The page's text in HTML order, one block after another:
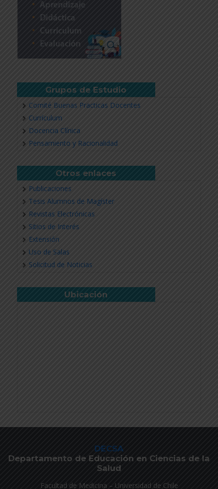
Grupos de Estudio
Comité Buenas Practicas Docentes
Currículum
Docencia Clínica
Pensamiento y Racionalidad
Otros enlaces
Publicaciones
Tesis Alumnos de Magíster
Revistas Electrónicas
Sitios de Interés
Extensión
Uso de Salas
Solicitud de Noticias
Ubicación
DECSA
Departamento de Educación en Ciencias de la
Salud
Facultad de Medicina – Universidad de Chile